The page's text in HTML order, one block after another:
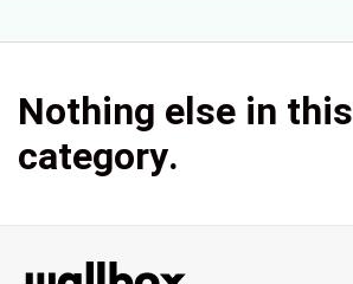
Nothing else in this
category.